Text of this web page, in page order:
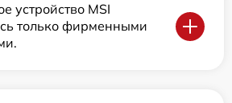
устройство MSI
только фирменными